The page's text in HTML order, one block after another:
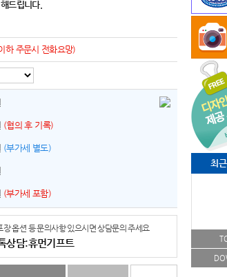
최
드립니다.
하 주문시 전화요망)
(협의 후 기록)
(부가세 별도)
(부가세 포함)
옵션 등 문의사항 있으시면 상담문의 주세요
상담:휴먼기프트